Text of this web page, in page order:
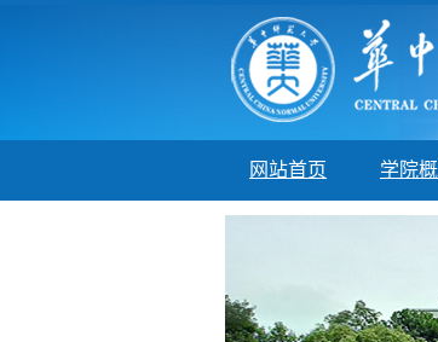
网站首页 学院